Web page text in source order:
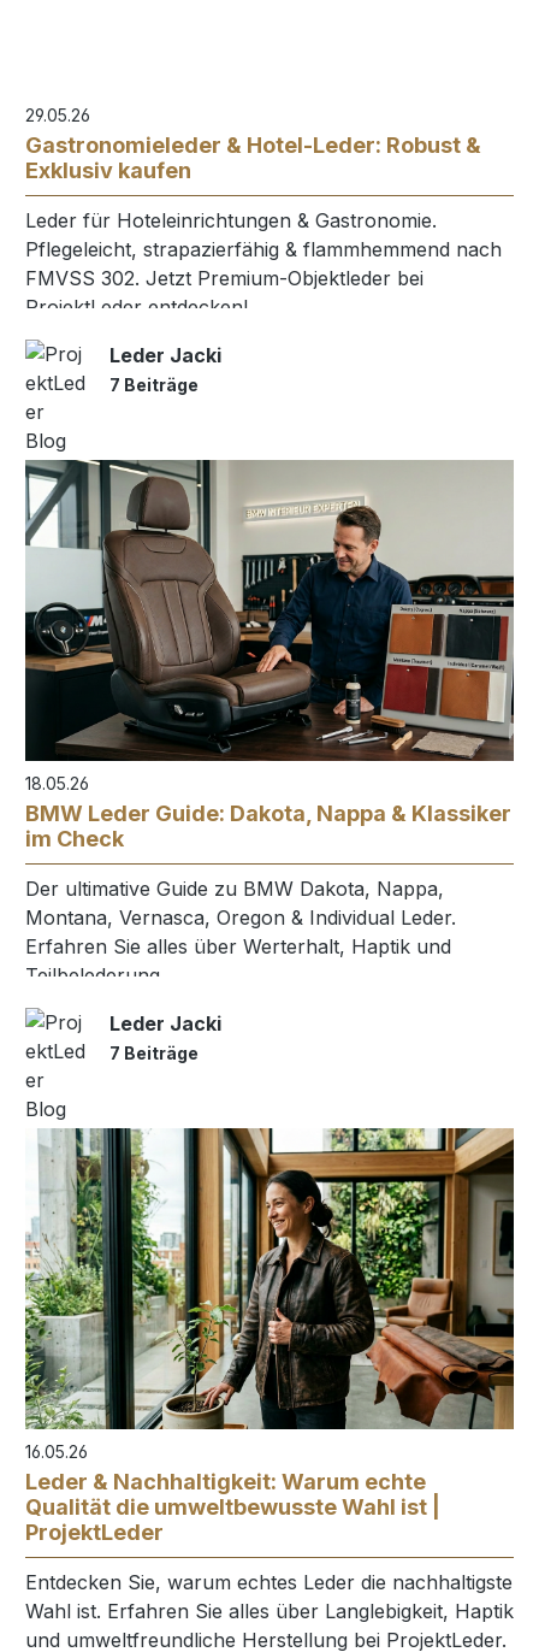
29.05.26
Gastronomieleder & Hotel-Leder: Robust &
Exklusiv kaufen
Leder für Hoteleinrichtungen & Gastronomie.
Pflegeleicht, strapazierfähig & flammhemmend nach
FMVSS 302. Jetzt Premium-Objektleder bei
ProjektLeder entdecken!
Leder Jacki
7 Beiträge
18.05.26
BMW Leder Guide: Dakota, Nappa & Klassiker
im Check
Der ultimative Guide zu BMW Dakota, Nappa,
Montana, Vernasca, Oregon & Individual Leder.
Erfahren Sie alles über Werterhalt, Haptik und
Teilbelederung.
Leder Jacki
7 Beiträge
16.05.26
Leder & Nachhaltigkeit: Warum echte
Qualität die umweltbewusste Wahl ist |
ProjektLeder
Entdecken Sie, warum echtes Leder die nachhaltigste
Wahl ist. Erfahren Sie alles über Langlebigkeit, Haptik
und umweltfreundliche Herstellung bei ProjektLeder.